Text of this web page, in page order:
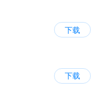
下载
下载